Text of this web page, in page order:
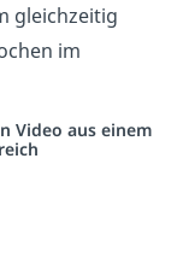
gleichzeitig
im
Video aus einem